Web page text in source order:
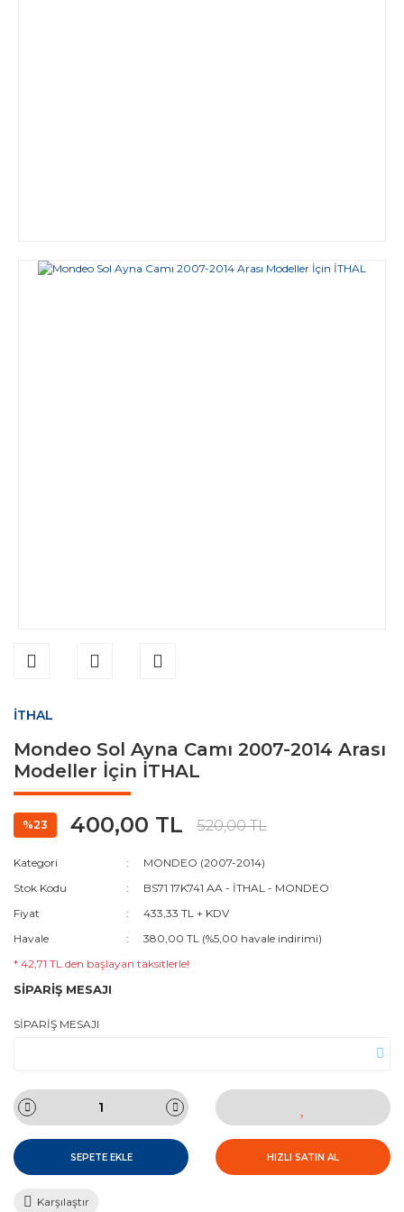
İTHAL
Mondeo Sol Ayna Camı 2007-2014 Arası
Modeller İçin İTHAL
%23 400,00 TL 520,00 TL
Kategori
MONDEO (2007-2014)
Stok Kodu
BS71 17K741 AA - İTHAL - MONDEO
Fiyat
433,33 TL + KDV
Havale
380,00 TL (%5,00 havale indirimi)
* 42,71 TL den başlayan taksitlerle!
SİPARİŞ MESAJI
SİPARİŞ MESAJI
SEPETE EKLE HIZLI SATIN AL
Karşılaştır